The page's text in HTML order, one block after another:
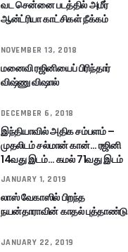
வட சென்னை படத்தில் அமீர்
ஆன்ட்ரியா காட்சிகள் நீக்கம்
NOVEMBER 13, 2018
மனைவி ரஜினியைப் பிரிந்தார்
விஷ்ணு விஷால்
DECEMBER 6, 2018
இந்தியாவில் அதிக சம்பளம் –
முதலிடம் சல்மான் கான்… ரஜினி
14வது இடம்… கமல் 71வது இடம்
JANUARY 1, 2019
லாஸ் வேகாஸில் பிறந்த
நயன்தாராவின் காதல் புத்தாண்டு
JANUARY 22, 2019